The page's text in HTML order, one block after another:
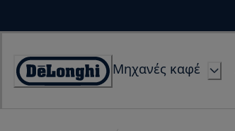
Accessibility
Μηχανές καφέ